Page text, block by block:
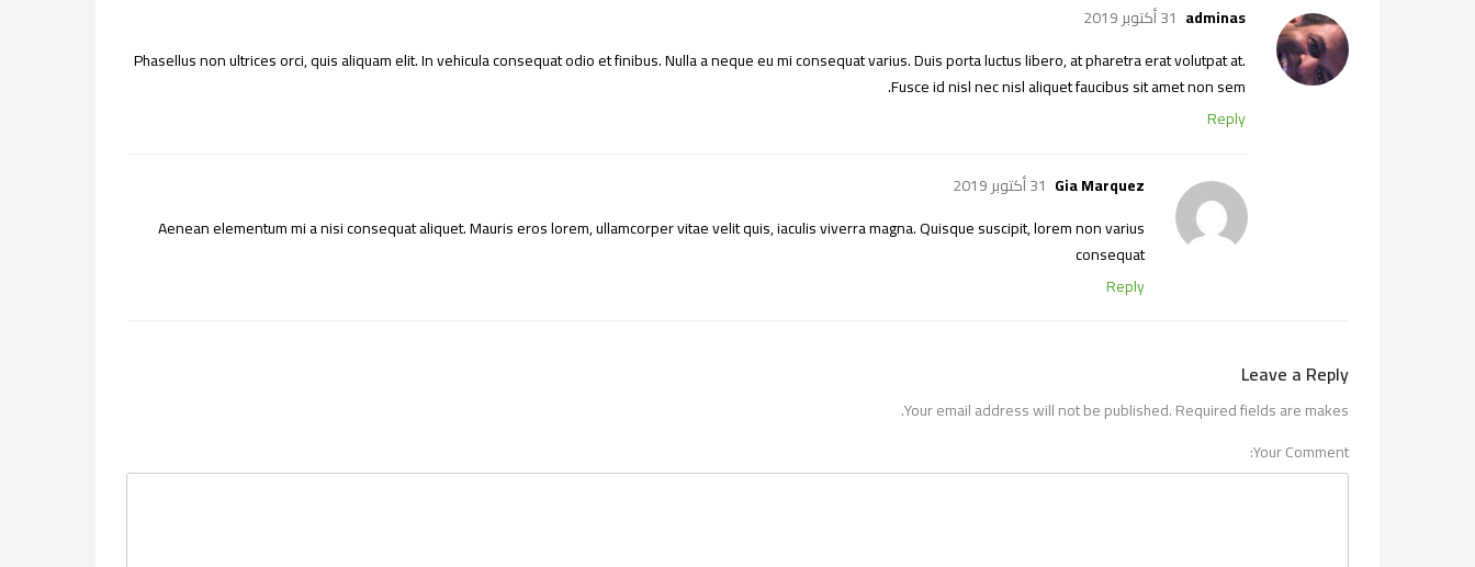
adminas 31 أكتوبر 2019
Reply
Phasellus non ultrices orci, quis aliquam elit. In vehicula consequat odio et finibus. Nulla a neque eu mi consequat varius. Duis porta luctus libero, at pharetra erat volutpat at.
Fusce id nisl nec nisl aliquet faucibus sit amet non sem.
Gia Marquez 31 أكتوبر 2019
Reply
Aenean elementum mi a nisi consequat aliquet. Mauris eros lorem, ullamcorper vitae velit quis, iaculis viverra magna. Quisque suscipit, lorem non varius
consequat
Leave a Reply
Your email address will not be published. Required fields are makes.
Your Comment: